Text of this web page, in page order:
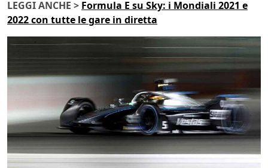
LEGGI ANCHE > Formula E su Sky: i Mondiali 2021 e
2022 con tutte le gare in diretta